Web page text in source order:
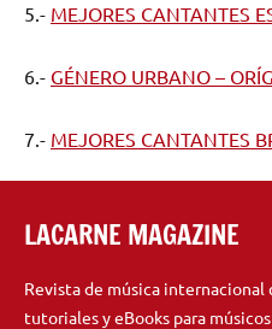
5.- MEJORES CANTANTES
6.- GÉNERO URBANO –
7.- MEJORES CANTANTES
LACARNE MAGAZINE
Revista de música internacional
tutoriales y eBooks para músicos